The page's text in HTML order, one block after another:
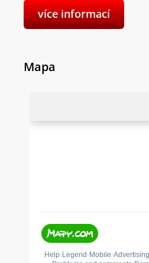
více informací
Mapa